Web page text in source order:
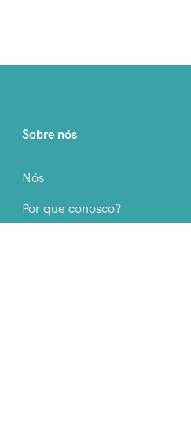
Sobre nós
Nós
Por que conosco?